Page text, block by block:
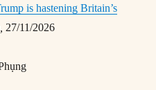
is hastening Britain’s
27/11/2026